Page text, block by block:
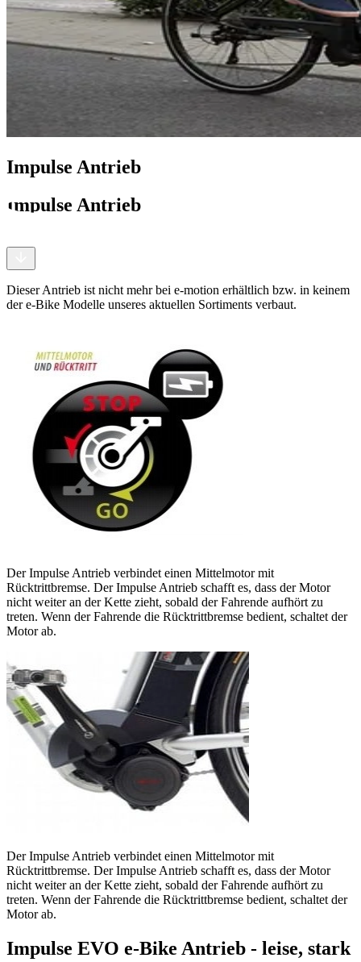
Impulse Antrieb
Impulse Antrieb
Dieser Antrieb ist nicht mehr bei e-motion erhältlich bzw. in keinem
der e-Bike Modelle unseres aktuellen Sortiments verbaut.
Der Impulse Antrieb verbindet einen Mittelmotor mit
Rücktrittbremse. Der Impulse Antrieb schafft es, dass der Motor
nicht weiter an der Kette zieht, sobald der Fahrende aufhört zu
treten. Wenn der Fahrende die Rücktrittbremse bedient, schaltet der
Motor ab.
Der Impulse Antrieb verbindet einen Mittelmotor mit
Rücktrittbremse. Der Impulse Antrieb schafft es, dass der Motor
nicht weiter an der Kette zieht, sobald der Fahrende aufhört zu
treten. Wenn der Fahrende die Rücktrittbremse bedient, schaltet der
Motor ab.
Impulse EVO e-Bike Antrieb - leise, stark